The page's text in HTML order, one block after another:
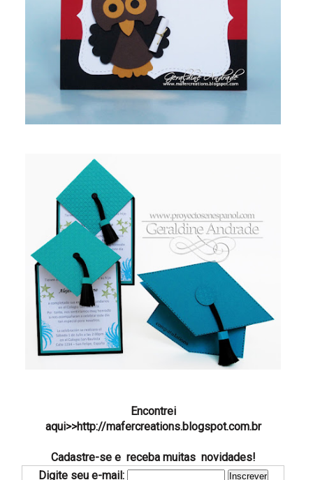
Encontrei
aqui>>http://mafercreations.blogspot.com.br
Cadastre-se e receba muitas novidades!
Digite seu e-mail: